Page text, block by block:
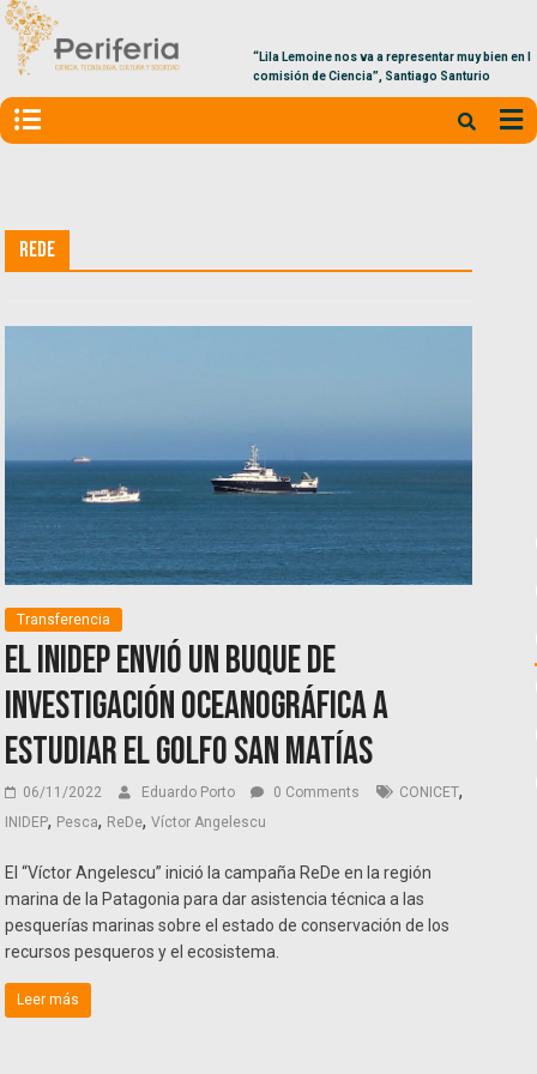
“Lila Lemoine nos va a representar muy bien en la
comisión de Ciencia”, Santiago Santurio
ReDe
Transferencia
El INIDEP envió un buque de
investigación oceanográfica a
estudiar el Golfo San Matías
06/11/2022 Eduardo Porto 0 Comments CONICET,
INIDEP, Pesca, ReDe,Víctor Angelescu
El “Víctor Angelescu” inició la campaña ReDe en la región
marina de la Patagonia para dar asistencia técnica a las
pesquerías marinas sobre el estado de conservación de los
recursos pesqueros y el ecosistema.
Leer más